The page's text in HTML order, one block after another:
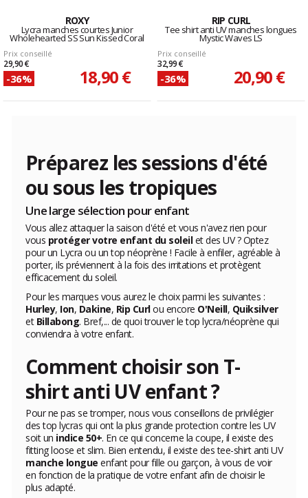
ROXY
Lycra manches courtes Junior
Wholehearted SS Sun Kissed Coral
Prix conseillé
29,90 €
-36% 18,90 €
RIP CURL
Tee shirt anti UV manches longues
Mystic Waves LS
Prix conseillé
32,99 €
-36% 20,90 €
Préparez les sessions d'été
ou sous les tropiques
Une large sélection pour enfant
Vous allez attaquer la saison d'été et vous n'avez rien pour
vous protéger votre enfant du soleilet des UV ? Optez
pour un Lycra ou un top néoprène ! Facile à enfiler, agréable à
porter, ils préviennent à la fois des irritations et protègent
efficacement du soleil.
Pour les marques vous aurez le choix parmi les suivantes :
Hurley, Ion, Dakine, Rip Curlou encore O'Neill, Quiksilver
et Billabong. Bref,... de quoi trouver le top lycra/néoprène qui
conviendra à votre enfant.
Comment choisir son T-
shirt anti UV enfant ?
Pour ne pas se tromper, nous vous conseillons de privilégier
des top lycras qui ont la plus grande protection contre les UV
soit un indice 50+. En ce qui concerne la coupe, il existe des
fitting loose et slim. Bien entendu, il existe des tee-shirt anti UV
manche longue enfant pour fille ou garçon, à vous de voir
en fonction de la pratique de votre enfant afin de choisir le
plus adapté.